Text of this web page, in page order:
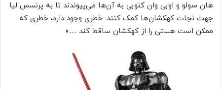
هان سولو و اوبی وان کنوبی به آن‌ها می‌پیوندند تا به پرنسس لیا
جهت نجات کهکشان‌ها کمک کنند. خطری وجود دارد، خطری که
ممکن است هستی را از کهکشان ساقط کند …»